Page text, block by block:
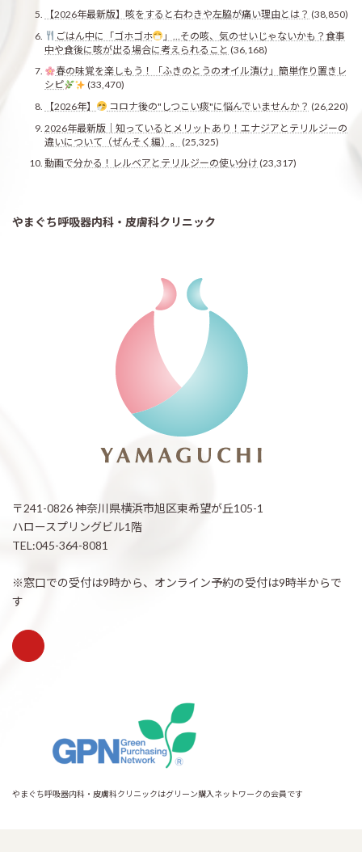
【2026年最新版】咳をすると右わきや左脇が痛い理由とは？ (38,850)
ごはん中に「ゴホゴホ
」…その咳、気のせいじゃないかも？食事
中や食後に咳が出る場合に考えられること (36,168)
春の味覚を楽しもう！「ふきのとうのオイル漬け」簡単作り置きレ
シピ
(33,470)
【2026年】
コロナ後の"しつこい痰"に悩んでいませんか？ (26,220)
2026年最新版｜知っているとメリットあり！エナジアとテリルジーの
違いについて（ぜんそく編）。
(25,325)
動画で分かる！レルベアとテリルジーの使い分け (23,317)
やまぐち呼吸器内科・皮膚科クリニック
〒241-0826 神奈川県横浜市旭区東希望が丘105-1
ハロースプリングビル1階
TEL:045-364-8081
※窓口での受付は9時から、オンライン予約の受付は9時半からで
す
やまぐち呼吸器内科・皮膚科クリニックはグリーン購入ネットワークの会員です